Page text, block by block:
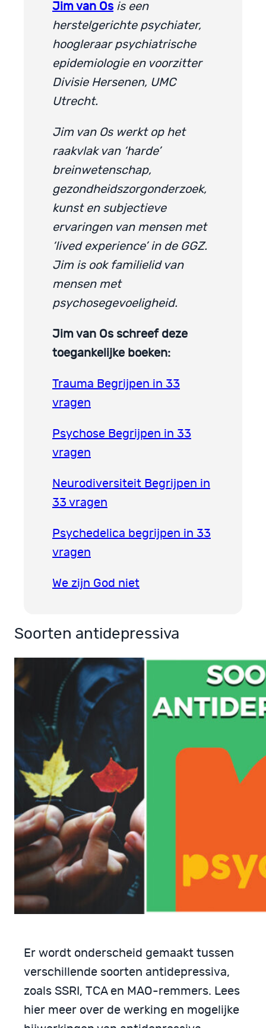
Jim van Os is een
herstelgerichte psychiater,
hoogleraar psychiatrische
epidemiologie en voorzitter
Divisie Hersenen, UMC
Utrecht.
Jim van Os werkt op het
raakvlak van ‘harde’
breinwetenschap,
gezondheidszorgonderzoek,
kunst en subjectieve
ervaringen van mensen met
‘lived experience’ in de GGZ.
Jim is ook familielid van
mensen met
psychosegevoeligheid.
Jim van Os schreef deze
toegankelijke boeken:
Trauma Begrijpen in 33
vragen
Psychose Begrijpen in 33
vragen
Neurodiversiteit Begrijpen in
33 vragen
Psychedelica begrijpen in 33
vragen
We zijn God niet
Soorten antidepressiva
Er wordt onderscheid gemaakt tussen
verschillende soorten antidepressiva,
zoals SSRI, TCA en MAO-remmers. Lees
hier meer over de werking en mogelijke